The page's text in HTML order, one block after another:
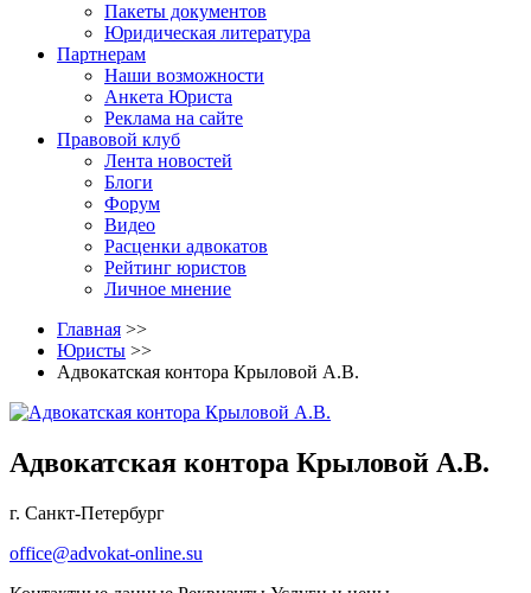
Пакеты документов
Юридическая литература
Партнерам
Наши возможности
Анкета Юриста
Реклама на сайте
Правовой клуб
Лента новостей
Блоги
Форум
Видео
Расценки адвокатов
Рейтинг юристов
Личное мнение
Главная >>
Юристы >>
Адвокатская контора Крыловой А.В.
Адвокатская контора Крыловой А.В.
г. Санкт-Петербург
office@advokat-online.su